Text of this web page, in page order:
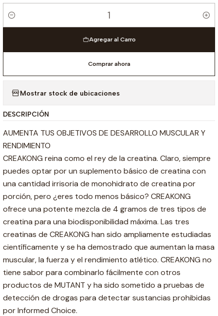
Cantidad
Agregar al Carro
Comprar ahora
Mostrar stock de ubicaciones
DESCRIPCIÓN
AUMENTA TUS OBJETIVOS DE DESARROLLO MUSCULAR Y
RENDIMIENTO
CREAKONG reina como el rey de la creatina. Claro, siempre
puedes optar por un suplemento básico de creatina con
una cantidad irrisoria de monohidrato de creatina por
porción, pero ¿eres todo menos básico? CREAKONG
ofrece una potente mezcla de 4 gramos de tres tipos de
creatina para una biodisponibilidad máxima. Las tres
creatinas de CREAKONG han sido ampliamente estudiadas
científicamente y se ha demostrado que aumentan la masa
muscular, la fuerza y ​​el rendimiento atlético. CREAKONG no
tiene sabor para combinarlo fácilmente con otros
productos de MUTANT y ha sido sometido a pruebas de
detección de drogas para detectar sustancias prohibidas
por Informed Choice.